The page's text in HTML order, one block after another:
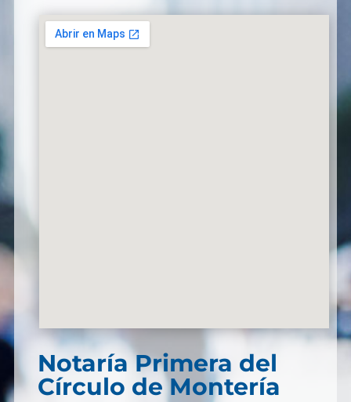
Notaría Primera del
Círculo de Montería